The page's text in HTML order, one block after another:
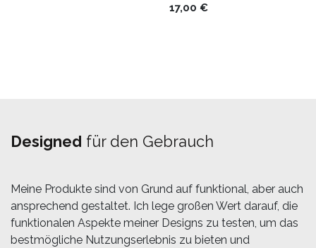
17,00 €
Designed für den Gebrauch
Meine Produkte sind von Grund auf funktional, aber auch
ansprechend gestaltet. Ich lege großen Wert darauf, die
funktionalen Aspekte meiner Designs zu testen, um das
bestmögliche Nutzungserlebnis zu bieten und